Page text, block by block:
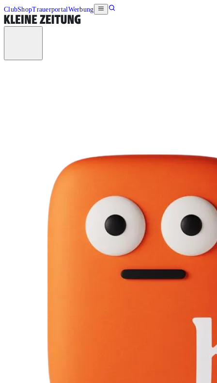
ClubShopTrauerportalWerbung